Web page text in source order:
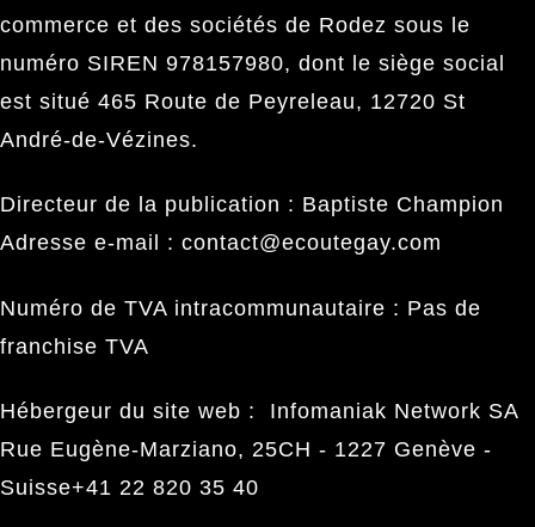
commerce et des sociétés de Rodez sous le
numéro SIREN 978157980, dont le siège social
est situé 465 Route de Peyreleau, 12720 St
André-de-Vézines.
Directeur de la publication : Baptiste Champion
Adresse e-mail : contact@ecoutegay.com
Numéro de TVA intracommunautaire : Pas de
franchise TVA
Hébergeur du site web : Infomaniak Network SA
Rue Eugène-Marziano, 25CH - 1227 Genève -
Suisse+41 22 820 35 40